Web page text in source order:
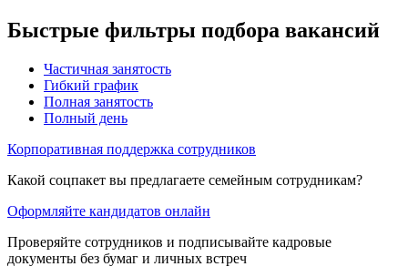
Быстрые фильтры подбора вакансий
Частичная занятость
Гибкий график
Полная занятость
Полный день
Корпоративная поддержка сотрудников
Какой соцпакет вы предлагаете семейным сотрудникам?
Оформляйте кандидатов онлайн
Проверяйте сотрудников и подписывайте кадровые
документы без бумаг и личных встреч